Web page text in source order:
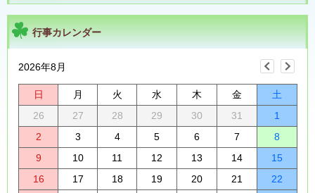
行事カレンダー
2026年8月
日 月 火 水 木 金
土
26
27 28 29 30 31
1
2
3 4 5 6 7
8
9
10 11 12 13 14
15
16
17 18 19 20 21
22